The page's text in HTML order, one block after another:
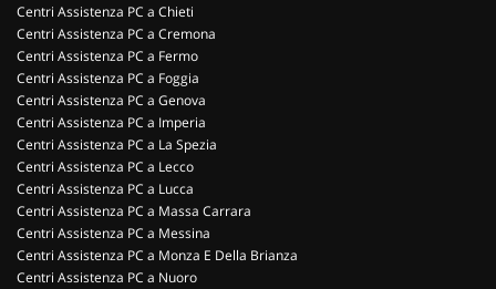
Centri Assistenza PC a Chieti
Centri Assistenza PC a Cremona
Centri Assistenza PC a Fermo
Centri Assistenza PC a Foggia
Centri Assistenza PC a Genova
Centri Assistenza PC a Imperia
Centri Assistenza PC a La Spezia
Centri Assistenza PC a Lecco
Centri Assistenza PC a Lucca
Centri Assistenza PC a Massa Carrara
Centri Assistenza PC a Messina
Centri Assistenza PC a Monza E Della Brianza
Centri Assistenza PC a Nuoro